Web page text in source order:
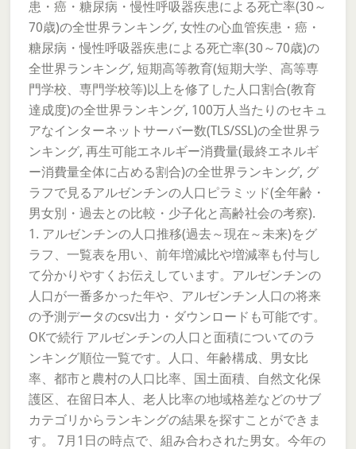
患・癌・糖尿病・慢性呼吸器疾患による死亡率(30～
70歳)の全世界ランキング, 女性の心血管疾患・癌・
糖尿病・慢性呼吸器疾患による死亡率(30～70歳)の
全世界ランキング, 短期高等教育(短期大学、高等専
門学校、専門学校等)以上を修了した人口割合(教育
達成度)の全世界ランキング, 100万人当たりのセキュ
アなインターネットサーバー数(TLS/SSL)の全世界ラ
ンキング, 再生可能エネルギー消費量(最終エネルギ
ー消費量全体に占める割合)の全世界ランキング, グ
ラフで見るアルゼンチンの人口ピラミッド(全年齢・
男女別・過去との比較・少子化と高齢社会の考察).
1. アルゼンチンの人口推移(過去～現在～未来)をグ
ラフ、一覧表を用い、前年増減比や増減率も付与し
て分かりやすくお伝えしています。アルゼンチンの
人口が一番多かった年や、アルゼンチン人口の将来
の予測データのcsv出力・ダウンロードも可能です。
OKで続行 アルゼンチンの人口と面積についてのラ
ンキング順位一覧です。人口、年齢構成、男女比
率、都市と農村の人口比率、国土面積、自然文化保
護区、在留日本人、老人比率の地域格差などのサブ
カテゴリからランキングの結果を探すことができま
す。 7月1日の時点で、組み合わされた男女。今年の